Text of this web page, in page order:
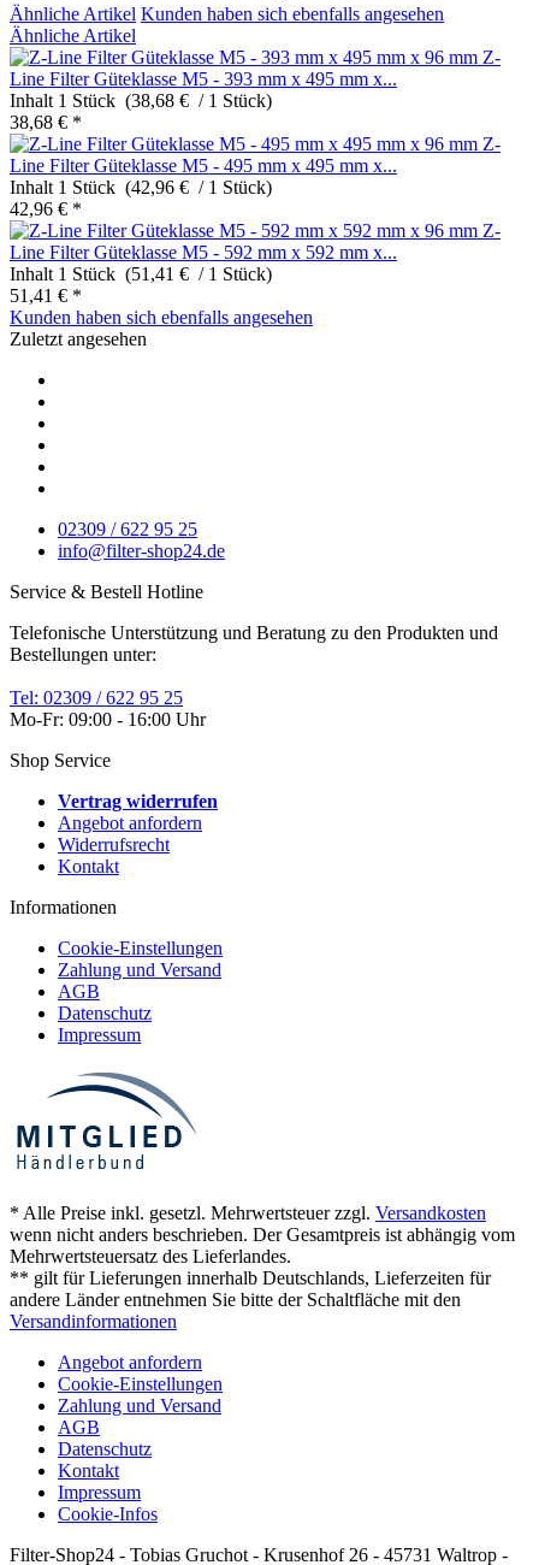
Ähnliche Artikel Kunden haben sich ebenfalls angesehen
Ähnliche Artikel
Z-
Line Filter Güteklasse M5 - 393 mm x 495 mm x...
Inhalt 1 Stück (38,68 € / 1 Stück)
38,68 € *
Z-
Line Filter Güteklasse M5 - 495 mm x 495 mm x...
Inhalt 1 Stück (42,96 € / 1 Stück)
42,96 € *
Z-
Line Filter Güteklasse M5 - 592 mm x 592 mm x...
Inhalt 1 Stück (51,41 € / 1 Stück)
51,41 € *
Kunden haben sich ebenfalls angesehen
Zuletzt angesehen
02309 / 622 95 25
info@filter-shop24.de
Service & Bestell Hotline
Telefonische Unterstützung und Beratung zu den Produkten und
Bestellungen unter:
Tel: 02309 / 622 95 25
Mo-Fr: 09:00 - 16:00 Uhr
Shop Service
Vertrag widerrufen
Angebot anfordern
Widerrufsrecht
Kontakt
Informationen
Cookie-Einstellungen
Zahlung und Versand
AGB
Datenschutz
Impressum
* Alle Preise inkl. gesetzl. Mehrwertsteuer zzgl. Versandkosten
wenn nicht anders beschrieben. Der Gesamtpreis ist abhängig vom
Mehrwertsteuersatz des Lieferlandes.
** gilt für Lieferungen innerhalb Deutschlands, Lieferzeiten für
andere Länder entnehmen Sie bitte der Schaltfläche mit den
Versandinformationen
Angebot anfordern
Cookie-Einstellungen
Zahlung und Versand
AGB
Datenschutz
Kontakt
Impressum
Cookie-Infos
Filter-Shop24 - Tobias Gruchot - Krusenhof 26 - 45731 Waltrop -